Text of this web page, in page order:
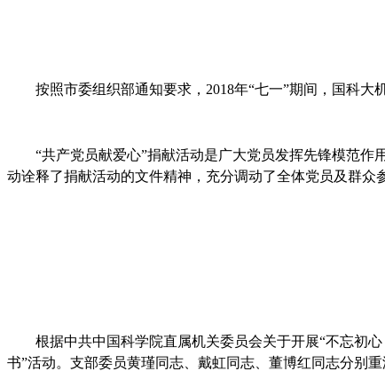
按照市委组织部通知要求， 2018年“七一”期间，国科大
“共产党员献爱心”捐献活动是广大党员发挥先锋模范作用
动诠释了捐献活动的文件精神，充分调动了全体党员及群众
根据中共中国科学院直属机关委员会关于开展“不忘初
书”活动。支部委员黄瑾同志、戴虹同志、董博红同志分别